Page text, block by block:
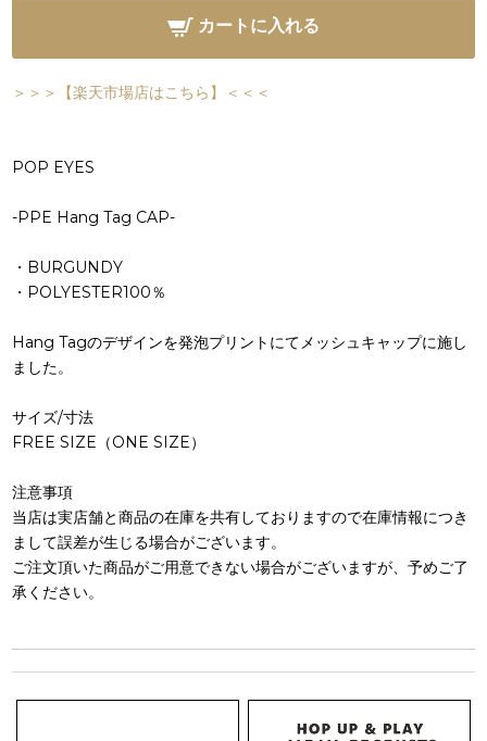
カートに入れる
＞＞＞【楽天市場店はこちら】＜＜＜
POP EYES
-PPE Hang Tag CAP-
・BURGUNDY
・POLYESTER100％
Hang Tagのデザインを発泡プリントにてメッシュキャップに施し
ました。
サイズ/寸法
FREE SIZE（ONE SIZE）
注意事項
当店は実店舗と商品の在庫を共有しておりますので在庫情報につき
まして誤差が生じる場合がございます。
ご注文頂いた商品がご用意できない場合がございますが、予めご了
承ください。